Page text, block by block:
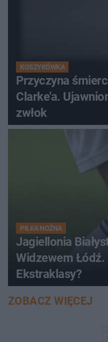
KOSZYKÓWKA
Przyczyna
Clarke'a.
zwłok
PIŁKA NOŻNA
Jagiellonia
Widzewem
Ekstraklasy?
ZOBACZ WIĘCEJ